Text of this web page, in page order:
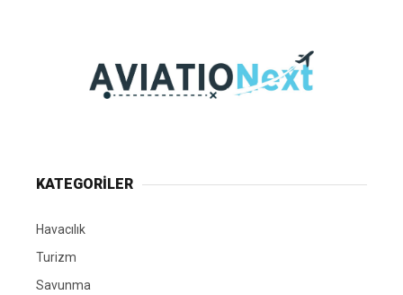
KATEGORİLER
Havacılık
Turizm
Savunma